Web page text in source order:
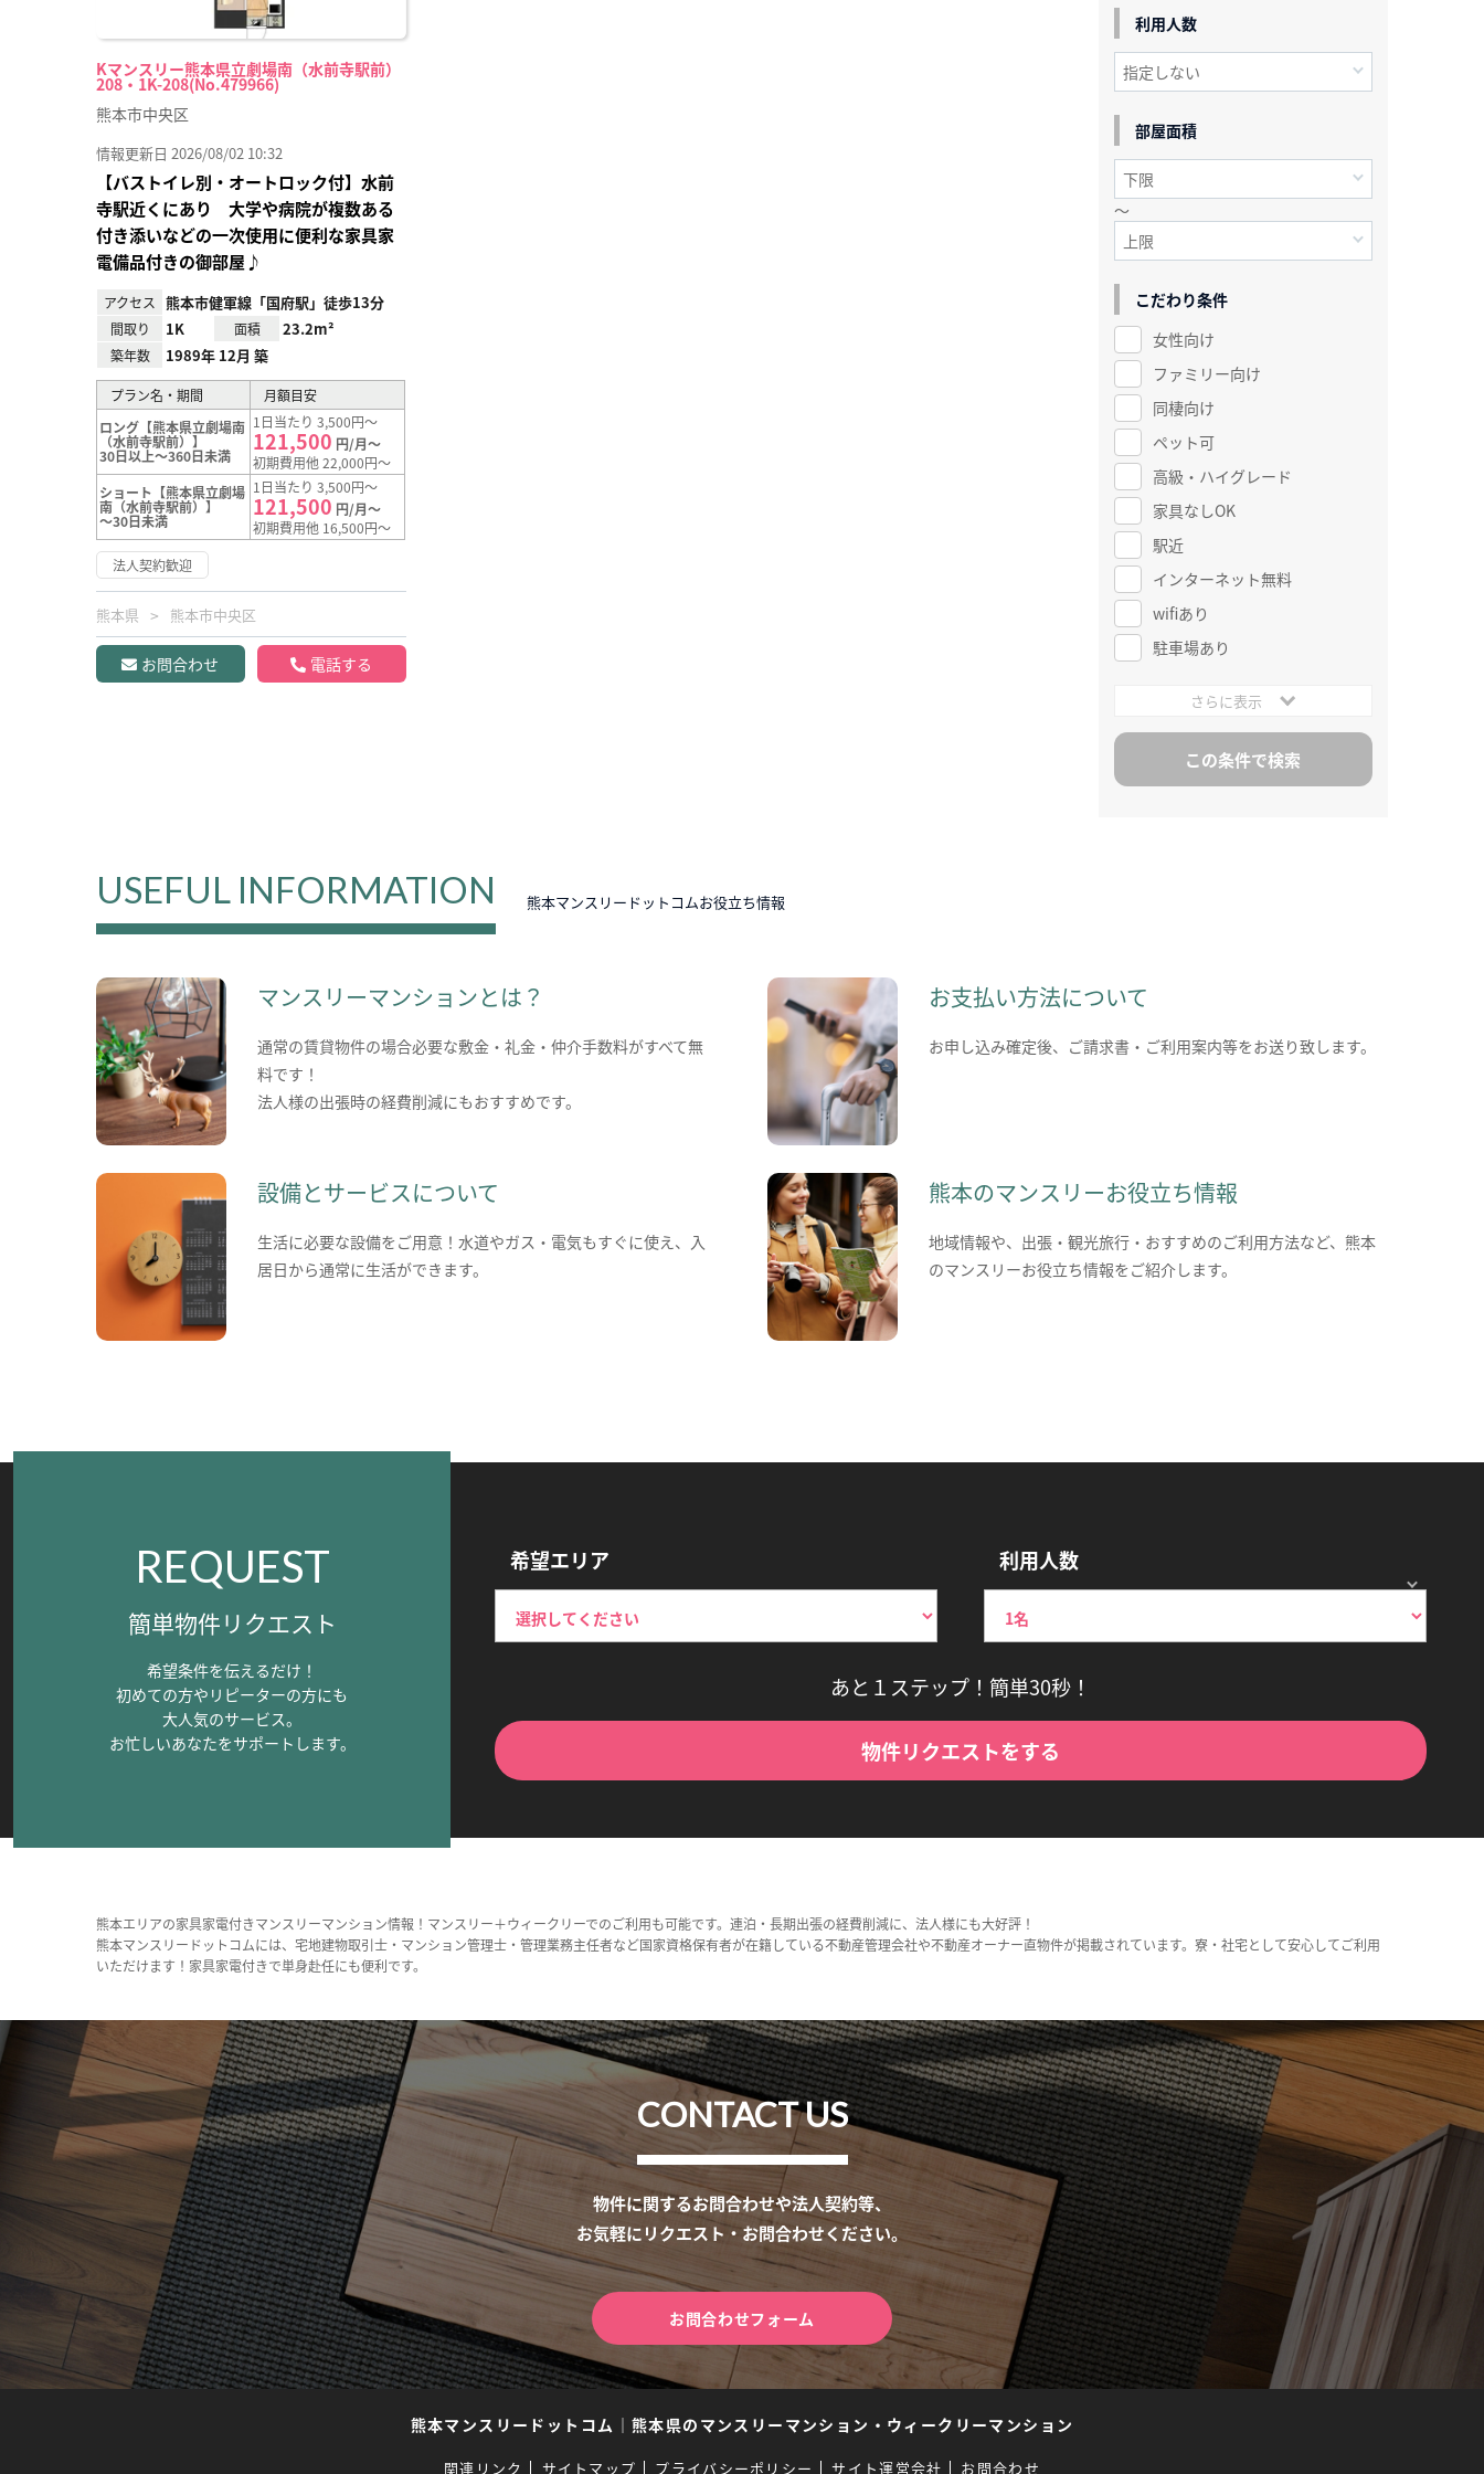
Kマンスリー熊本県立劇場南（水前寺駅前）
208・1K-208(No.479966)
熊本市中央区
情報更新日 2026/08/02 10:32
【バストイレ別・オートロック付】水前
寺駅近くにあり 大学や病院が複数ある
付き添いなどの一次使用に便利な家具家
電備品付きの御部屋♪
アクセス 熊本市健軍線「国府駅」徒歩13分
間取り 1K 面積 23.2m²
築年数 1989年 12月 築
プラン名・期間
月額目安
ロング【熊本県立劇場南
（水前寺駅前）】
30日以上～360日未満
1日当たり 3,500円～
121,500 円/月～
初期費用他 22,000円～
ショート【熊本県立劇場
南（水前寺駅前）】
～30日未満
1日当たり 3,500円～
121,500 円/月～
初期費用他 16,500円～
法人契約歓迎
熊本県 熊本市中央区
お問合わせ 電話する
利用人数
部屋面積
～
こだわり条件
女性向け
ファミリー向け
同棲向け
ペット可
高級・ハイグレード
家具なしOK
駅近
インターネット無料
wifiあり
駐車場あり
さらに表示
USEFUL INFORMATION 熊本マンスリードットコムお役立ち情報
マンスリーマンションとは？
通常の賃貸物件の場合必要な敷金・礼金・仲介手数料がすべて無
料です！
法人様の出張時の経費削減にもおすすめです。
お支払い方法について
お申し込み確定後、ご請求書・ご利用案内等をお送り致します。
設備とサービスについて
生活に必要な設備をご用意！水道やガス・電気もすぐに使え、入
居日から通常に生活ができます。
熊本のマンスリーお役立ち情報
地域情報や、出張・観光旅行・おすすめのご利用方法など、熊本
のマンスリーお役立ち情報をご紹介します。
REQUEST
簡単物件リクエスト
希望条件を伝えるだけ！
初めての方やリピーターの方にも
大人気のサービス。
お忙しいあなたをサポートします。
希望エリア 利用人数
あと１ステップ！簡単30秒！
物件リクエストをする
熊本エリアの家具家電付きマンスリーマンション情報！マンスリー＋ウィークリーでのご利用も可能です。連泊・長期出張の経費削減に、法人様にも大好評！
熊本マンスリードットコムには、宅地建物取引士・マンション管理士・管理業務主任者など国家資格保有者が在籍している不動産管理会社や不動産オーナー直物件が掲載されています。寮・社宅として安心してご利用
いただけます！家具家電付きで単身赴任にも便利です。
CONTACT US
物件に関するお問合わせや法人契約等、
お気軽にリクエスト・お問合わせください。
お問合わせフォーム
熊本マンスリードットコム ｜ 熊本県のマンスリーマンション・ウィークリーマンション
関連リンク サイトマップ プライバシーポリシー サイト運営会社 お問合わせ